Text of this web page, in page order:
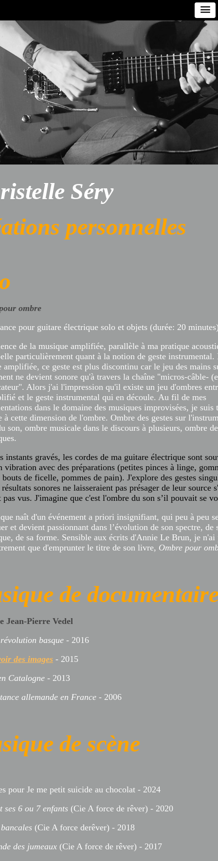
Séry
personnelles
ombre
pour guitare électrique solo et objets (durée: 20
de la musique amplifiée, parallèle à ma pratique
particulièrement quant à la notion de geste instrumental.
amplifiée, ce geste est plus discontinu car le jeu des mains
ne devient sonore qu'à travers la chaîne "micros-câble-
Alors j'ai l'impression qu'il existe un jeu d'ombres
et le geste instrumental qui en découle. Au fil de mes
dans le domaine des musiques improvisées, je suis
à cette dimension de l'ombre. Ombre des gestes sur
son, ombre musicale dans le discours à plusieurs, ombre
instants gravés, les cordes de ma guitare électrique sont
vibration avec des préparations (petites pinces à linge,
de ficelle, pommes de pain). J'explore des gestes
sonores ne laisseraient pas présager de leur source
pas vus. J'imagine que c'est l'ombre du son s’il pouvait se
naît d'un événement a priori insignifiant, qui peu à peu
et devient passionnant dans l’évolution de son spectre, de
de sa forme. Sensible aux écrits d'Annie Le Brun, je n'ai
que d'emprunter le titre de son livre, Ombre pour
de
Jean-Pierre Vedel
basque - 2016
des images - 2015
Catalogne - 2013
allemande en France - 2006
de scène
pour Je me petit suicide au chocolat - 2024
ses 6 ou 7 enfants (Cie A force de rêver) - 2020
(Cie A force derêver) - 2018
des jumeaux (Cie A force de rêver) - 2017